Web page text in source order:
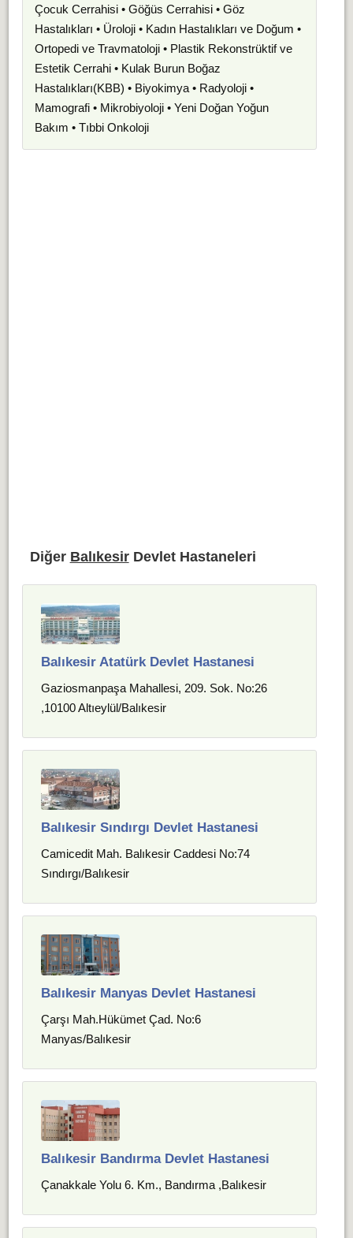
Çocuk Cerrahisi • Göğüs Cerrahisi • Göz
Hastalıkları • Üroloji • Kadın Hastalıkları ve Doğum •
Ortopedi ve Travmatoloji • Plastik Rekonstrüktif ve
Estetik Cerrahi • Kulak Burun Boğaz
Hastalıkları(KBB) • Biyokimya • Radyoloji •
Mamografi • Mikrobiyoloji • Yeni Doğan Yoğun
Bakım • Tıbbi Onkoloji
Diğer BalıkesirDevlet Hastaneleri
Balıkesir Atatürk Devlet Hastanesi
Gaziosmanpaşa Mahallesi, 209. Sok. No:26
,10100 Altıeylül/Balıkesir
Balıkesir Sındırgı Devlet Hastanesi
Camicedit Mah. Balıkesir Caddesi No:74
Sındırgı/Balıkesir
Balıkesir Manyas Devlet Hastanesi
Çarşı Mah.Hükümet Çad. No:6
Manyas/Balıkesir
Balıkesir Bandırma Devlet Hastanesi
Çanakkale Yolu 6. Km., Bandırma ,Balıkesir